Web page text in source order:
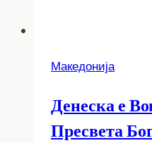
Македонија
Денеска е
Пресвета